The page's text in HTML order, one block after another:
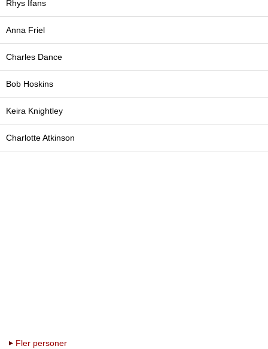
Rhys Ifans
Anna Friel
Charles Dance
Bob Hoskins
Keira Knightley
Charlotte Atkinson
Fler personer